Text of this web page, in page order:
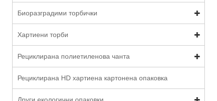
Биоразградими торбички
Хартиени торби
Рециклирана полиетиленова чанта
Рециклирана HD хартиена картонена опаковка
Други екологични опаковки